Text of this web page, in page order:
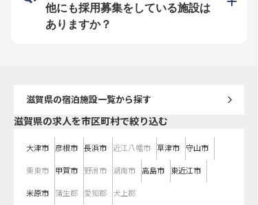
「料理が好き」という気持ちを、ぜ
ひ私たちと一緒に形にしましょう。
※2026年6月19日時点の情報です
他にも採用募集をしている施設は
ありますか？
滋賀県の宿泊施設一覧から探す
滋賀県の求人を市区町村で絞り込む
大津市 彦根市 長浜市 近江八幡市 草津市 守山市
栗東市 甲賀市 野洲市 湖南市 高島市 東近江市
米原市 蒲生郡 愛知郡 犬上郡